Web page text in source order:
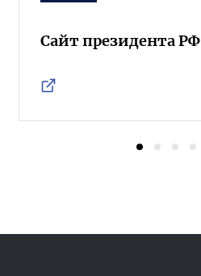
Сайт президента РФ